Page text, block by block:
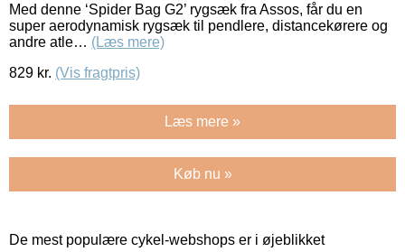
Med denne ‘Spider Bag G2’ rygsæk fra Assos, får du en
super aerodynamisk rygsæk til pendlere, distancekørere og
andre atle… (Læs mere)
829 kr. (Vis fragtpris)
Læs mere »
Køb nu »
De mest populære cykel-webshops er i øjeblikket